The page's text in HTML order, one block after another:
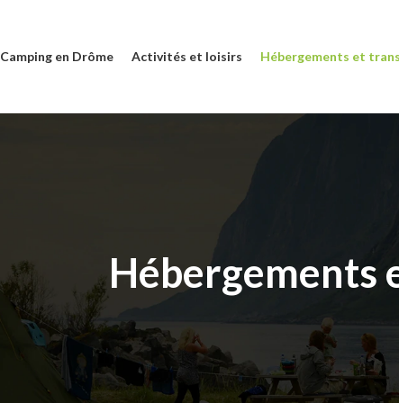
Camping en Drôme Activités et loisirs Hébergements et
Hébergements